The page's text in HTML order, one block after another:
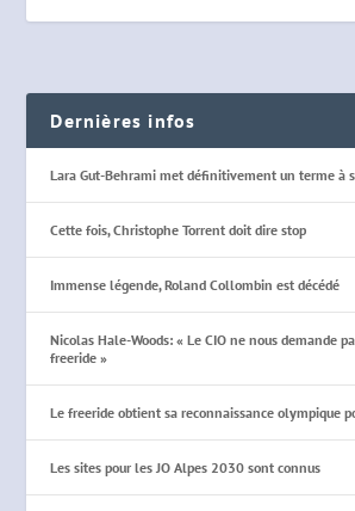
Dernières infos
Lara Gut-Behrami met définitivement un terme à
Cette fois, Christophe Torrent doit dire stop
Immense légende, Roland Collombin est décédé
Nicolas Hale-Woods: « Le CIO ne nous demande
freeride »
Le freeride obtient sa reconnaissance olympique
Les sites pour les JO Alpes 2030 sont connus